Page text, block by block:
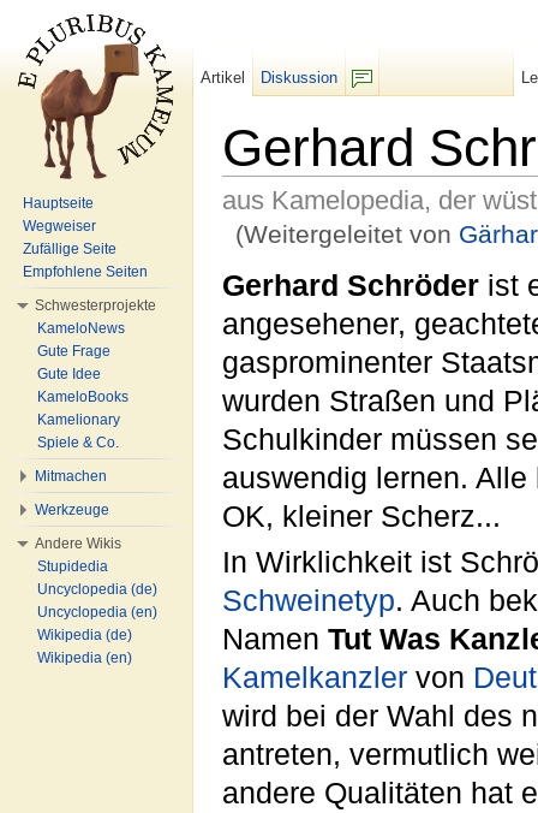
Gerhard
aus Kamelopedia, der
(Weitergeleitet von
Gerhard Schröder ist
angesehener,
gasprominenter
wurden Straßen und
Schulkinder müssen
auswendig lernen. Alle
OK, kleiner Scherz...
In Wirklichkeit ist
Schweinetyp. Auch
Namen Tut Was
Kamelkanzler von
wird bei der Wahl des
antreten, vermutlich
andere Qualitäten hat
Artikel
Diskussion
Hauptseite
Wegweiser
Zufällige Seite
Empfohlene Seiten
Schwesterprojekte
KameloNews
Gute Frage
Gute Idee
KameloBooks
Kamelionary
Spiele & Co.
Mitmachen
Werkzeuge
Andere Wikis
Stupidedia
Uncyclopedia (de)
Uncyclopedia (en)
Wikipedia (de)
Wikipedia (en)